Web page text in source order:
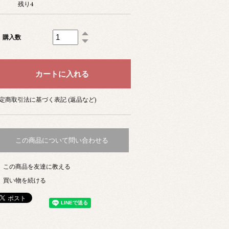
残り4
購入数
商取引法に基づく表記 (返品など)
この商品について問い合わせる
この商品を友達に教える
買い物を続ける